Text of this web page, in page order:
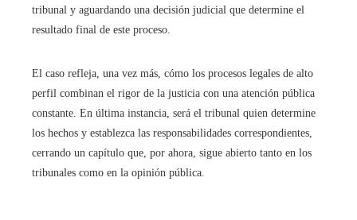
tribunal y aguardando una decisión judicial que determine el
resultado final de este proceso.
El caso refleja, una vez más, cómo los procesos legales de alto
perfil combinan el rigor de la justicia con una atención pública
constante. En última instancia, será el tribunal quien determine
los hechos y establezca las responsabilidades correspondientes,
cerrando un capítulo que, por ahora, sigue abierto tanto en los
tribunales como en la opinión pública.